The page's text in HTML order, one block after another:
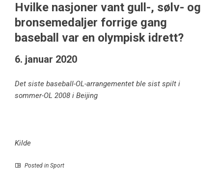
Hvilke nasjoner vant gull-, sølv- og
bronsemedaljer forrige gang
baseball var en olympisk idrett?
6. januar 2020
Det siste baseball-OL-arrangementet ble sist spilt i
sommer-OL 2008 i Beijing
Kilde
Posted in Sport